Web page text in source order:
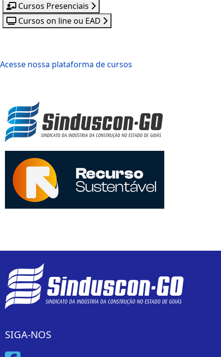
Cursos Presenciais
Cursos on line ou EAD
Acesse nossa plataforma de cursos
SIGA-NOS